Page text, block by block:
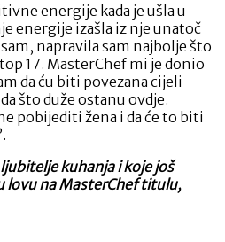
energije kada je ušla u
energije izašla iz nje unatoč
napravila sam najbolje što
17. MasterChef mi je donio
da ću biti povezana cijeli
što duže ostanu ovdje.
pobijediti žena i da će to biti
kuhanja i koje još
lovu na MasterChef titulu,